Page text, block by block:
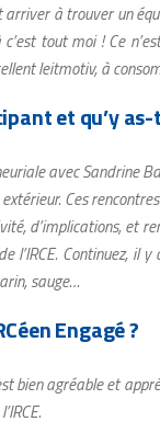
à trouver un
tout moi ! Ce
leitmotiv, à
et qu’y
avec Sandrine
Ces
d’implications, et
l’IRCE. Continuez, il
sauge…
Engagé ?
bien agréable et